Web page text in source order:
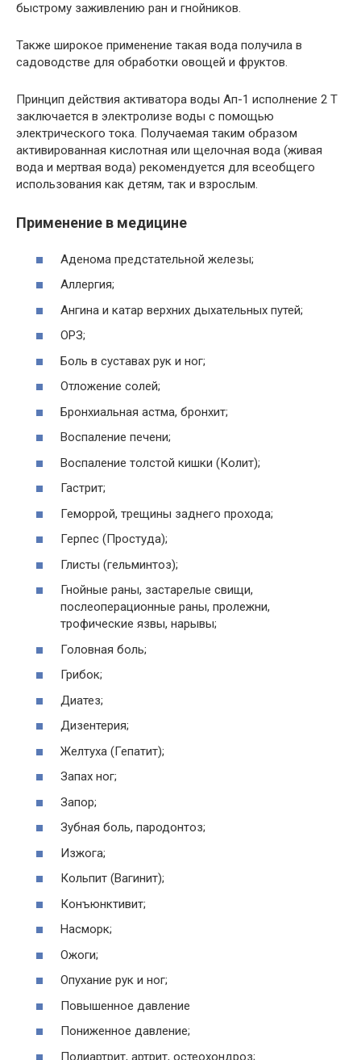
быстрому заживлению ран и гнойников.
Также широкое применение такая вода получила в
садоводстве для обработки овощей и фруктов.
Принцип действия активатора воды Ап-1 исполнение 2 Т
заключается в электролизе воды с помощью
электрического тока. Получаемая таким образом
активированная кислотная или щелочная вода (живая
вода и мертвая вода) рекомендуется для всеобщего
использования как детям, так и взрослым.
Применение в медицине
Аденома предстательной железы;
Аллергия;
Ангина и катар верхних дыхательных путей;
ОРЗ;
Боль в суставах рук и ног;
Отложение солей;
Бронхиальная астма, бронхит;
Воспаление печени;
Воспаление толстой кишки (Колит);
Гастрит;
Геморрой, трещины заднего прохода;
Герпес (Простуда);
Глисты (гельминтоз);
Гнойные раны, застарелые свищи,
послеоперационные раны, пролежни,
трофические язвы, нарывы;
Головная боль;
Грибок;
Диатез;
Дизентерия;
Желтуха (Гепатит);
Запах ног;
Запор;
Зубная боль, пародонтоз;
Изжога;
Кольпит (Вагинит);
Конъюнктивит;
Насморк;
Ожоги;
Опухание рук и ног;
Повышенное давление
Пониженное давление;
Полиартрит, артрит, остеохондроз;